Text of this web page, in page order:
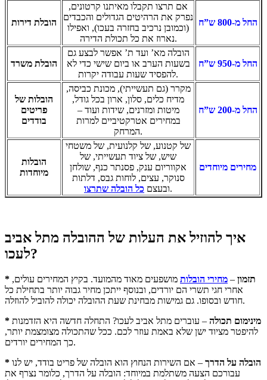
הובלת דירות
אם תרצו תקבלו מאיתנו קרטונים,
נפרק את הרהיטים הגדולים והכבדים
(וכמובן נרכיב בחזרה בעכו), ואפילו
נארוז את כל תכולת הדירה.
החל מ-800 ש”ח
הובלת משרד
הובלה מא’ ועד ת’ אפשר לבצע גם
בשעות הערב או ביום שישי כדי לא
להפסיד שעות עבודה יקרות.
החל מ-950 ש”ח
הובלות של
פריטים
בודדים
מקרר (גם תעשייתי), מכונת כביסה,
מדיח כלים, סלון, ארון בכל גודל,
מיטות ומזרנים, שידות ועוד –
במחירים אטרקטיביים למרות
המרחק.
החל מ-200 ש”ח
הובלות
מיוחדות
של קטנוע, של קלנועית, של משטחי
שיש, של ציוד תעשייתי, של
אקווריום ענק, פסנתר כנף, שולחן
סנוקר, עצים, לוחות גבס, דלתות
ובעצם כל הובלה שתרצו .
מחירים מיוחדים
איך להוזיל את העלות של ההובלה מתל אביב
לעכו?
* תזמון – מחירי הובלות מושפעים מאוד מהמועד. בקיץ המחירים עולים,
אחרי חגי תשרי הם יורדים, ובנוסף ייתכן מחיר גבוה יותר בתחילת כל
חודש ובסופו. גם גמישות מבחינת שעת ההובלה יכולה להוביל להוזלה.
* מינימום תכולה – עוברים מתל אביב לעכו? התחלה חדשה היא הזדמנות
להיפטר מציוד ישן שלא באמת עוזר לכם. ככל שהתכולה מצומצמת יותר,
כך המחירים יורדים.
* הובלה על הדרך – אם השירות הנחוץ הוא הובלה של פריט בודד, יש לנו
עבורכם הצעה משתלמת במיוחד: הובלה על הדרך, כלומר נצרף את